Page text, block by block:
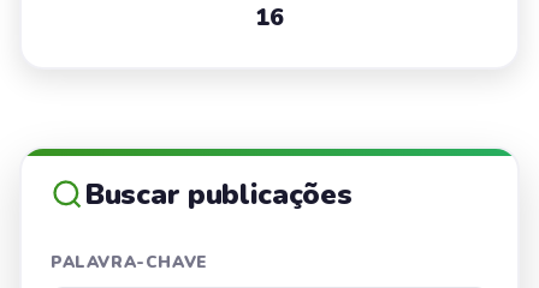
16
Buscar publicações
PALAVRA-CHAVE